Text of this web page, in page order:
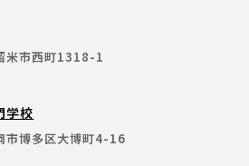
米市西町1318-1
学校
博多区大博町4-16